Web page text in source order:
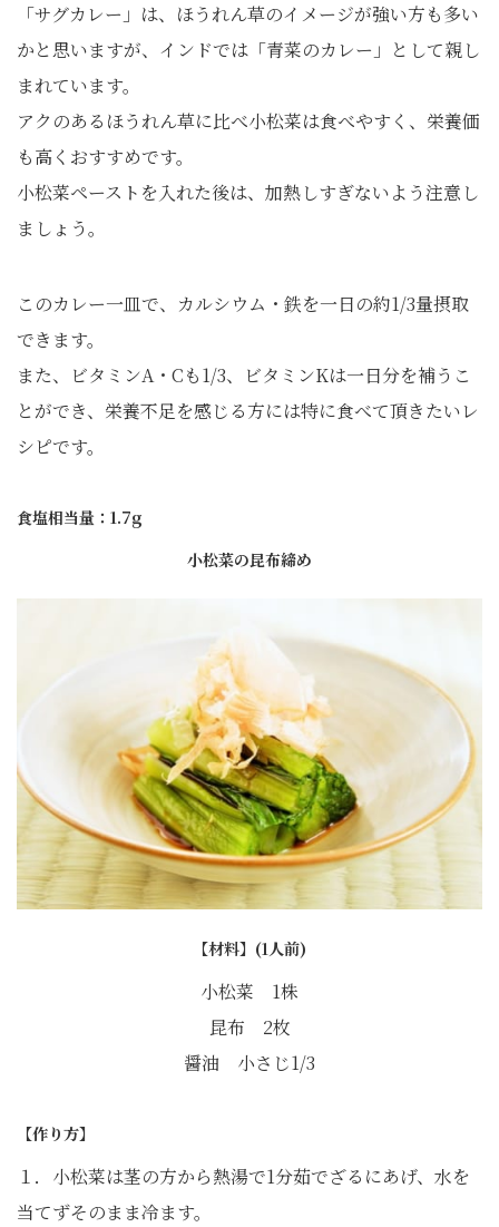
「サグカレー」は、ほうれん草のイメージが強い方も多い
かと思いますが、インドでは「青菜のカレー」として親し
まれています。
アクのあるほうれん草に比べ小松菜は食べやすく、栄養価
も高くおすすめです。
小松菜ペーストを入れた後は、加熱しすぎないよう注意し
ましょう。
このカレー一皿で、カルシウム・鉄を一日の約1/3量摂取
できます。
また、ビタミンA・Cも1/3、ビタミンKは一日分を補うこ
とができ、栄養不足を感じる方には特に食べて頂きたいレ
シピです。
食塩相当量：1.7g
小松菜の昆布締め
【材料】(1人前)
小松菜 1株
昆布 2枚
醤油 小さじ1/3
【作り方】
１．小松菜は茎の方から熱湯で1分茹でざるにあげ、水を
当てずそのまま冷ます。